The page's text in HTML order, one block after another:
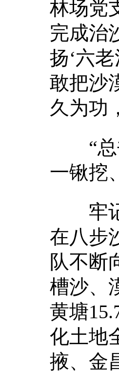
林场党
完成治
扬‘六
敢把沙
久为功
“总书
一锹挖
牢记
在八步
队不断
槽沙、
黄塘
化土地
掖、金